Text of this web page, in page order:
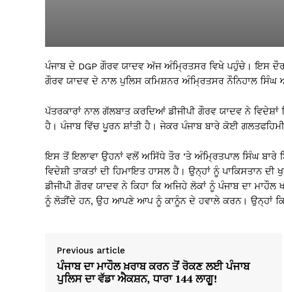
ਪੰਜਾਬ ਦੇ DGP ਗੌਰਵ ਯਾਦਵ ਅੱਜ ਅੰਮ੍ਰਿਤਸਰ ਵਿਖੇ ਪਹੁੰਚੇ। ਇਸ
ਗੌਰਵ ਯਾਦਵ ਦੇ ਨਾਲ ਪੁਲਿਸ ਕਮਿਸ਼ਨਰ ਅੰਮ੍ਰਿਤਸਰ ਨੌਨਿਹਾਲ ਸਿੰਘ
ਪੱਤਰਕਾਰਾਂ ਨਾਲ ਗੱਲਬਾਤ ਕਰਦਿਆਂ ਡੀਜੀਪੀ ਗੌਰਵ ਯਾਦਵ ਨੇ
ਹੈ। ਪੰਜਾਬ ਵਿੱਚ ਪੂਰਨ ਸ਼ਾਂਤੀ ਹੈ। ਜੇਕਰ ਪੰਜਾਬ ਬਾਰੇ ਕੋਈ
ਇਸ ਤੋਂ ਇਲਾਵਾ ਉਹਨਾਂ ਵਲੋਂ ਅਸਿੱਧੇ ਤੌਰ ‘ਤੇ ਅੰਮ੍ਰਿਤਪਾਲ ਸਿੰਘ ਬਾਰੇ
ਵਿਦੇਸ਼ੀ ਤਾਕਤਾਂ ਦੀ ਹਿਮਾਇਤ ਹਾਸਲ ਹੈ। ਉਨ੍ਹਾਂ ਨੂੰ
ਡੀਜੀਪੀ ਗੌਰਵ ਯਾਦਵ ਨੇ ਕਿਹਾ ਕਿ ਅਜਿਹੇ ਲੋਕਾਂ ਨੂੰ ਪੰਜਾਬ ਦਾ ਮਾਹੌਲ
ਨੂੰ ਲੋੜੀਂਦੇ ਹਨ, ਉਹ ਆਪਣੇ ਆਪ ਨੂੰ ਕਾਨੂੰਨ ਦੇ ਹਵਾਲੇ ਕਰਨ। ਉਨ੍ਹਾਂ
Previous article
ਪੰਜਾਬ ਦਾ ਮਾਹੌਲ ਖ਼ਰਾਬ ਕਰਨ ਤੋਂ ਰੋਕਣ ਲਈ ਪੰਜਾਬ
ਪੁਲਿਸ ਦਾ ਵੱਡਾ ਐਕਸ਼ਨ, ਧਾਰਾ 144 ਲਾਗੂ!